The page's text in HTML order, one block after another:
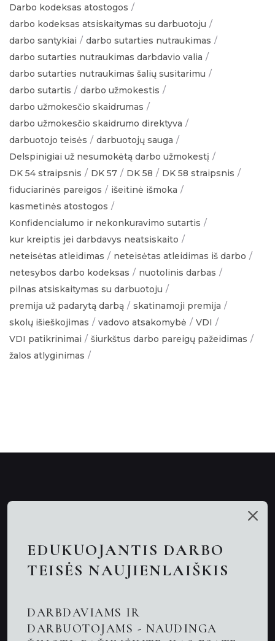
Darbo kodeksas atostogos
darbo kodeksas atsiskaitymas su darbuotoju
darbo santykiai
darbo sutarties nutraukimas
darbo sutarties nutraukimas darbdavio valia
darbo sutarties nutraukimas šalių susitarimu
darbo sutartis
darbo užmokestis
darbo užmokesčio skaidrumas
darbo užmokesčio skaidrumo direktyva
darbuotojo teisės
darbuotojų sauga
Delspinigiai už nesumokėtą darbo užmokestį
DK 54 straipsnis
DK 57 DK 58
DK 58 straipsnis
fiduciarinės pareigos
išeitinė išmoka
kasmetinės atostogos
Konfidencialumo ir nekonkuravimo sutartis
kur kreiptis jei darbdavys neatsiskaito
neteisėtas atleidimas
neteisėtas atleidimas iš darbo
netesybos darbo kodeksas
nuotolinis darbas
pilnas atsiskaitymas su darbuotoju
premija už padarytą darbą
skatinamoji premija
skolų išieškojimas
vadovo atsakomybė
VDI
VDI patikrinimai
šiurkštus darbo pareigų pažeidimas
žalos atlyginimas
Nuotolinės konsultacijos
Advokatas Kaune
EDUKUOJANTIS DARBO
TEISĖS NAUJIENLAIŠKIS
DARBDAVIAMS IR
DARBUOTOJAMS - NAUDINGA